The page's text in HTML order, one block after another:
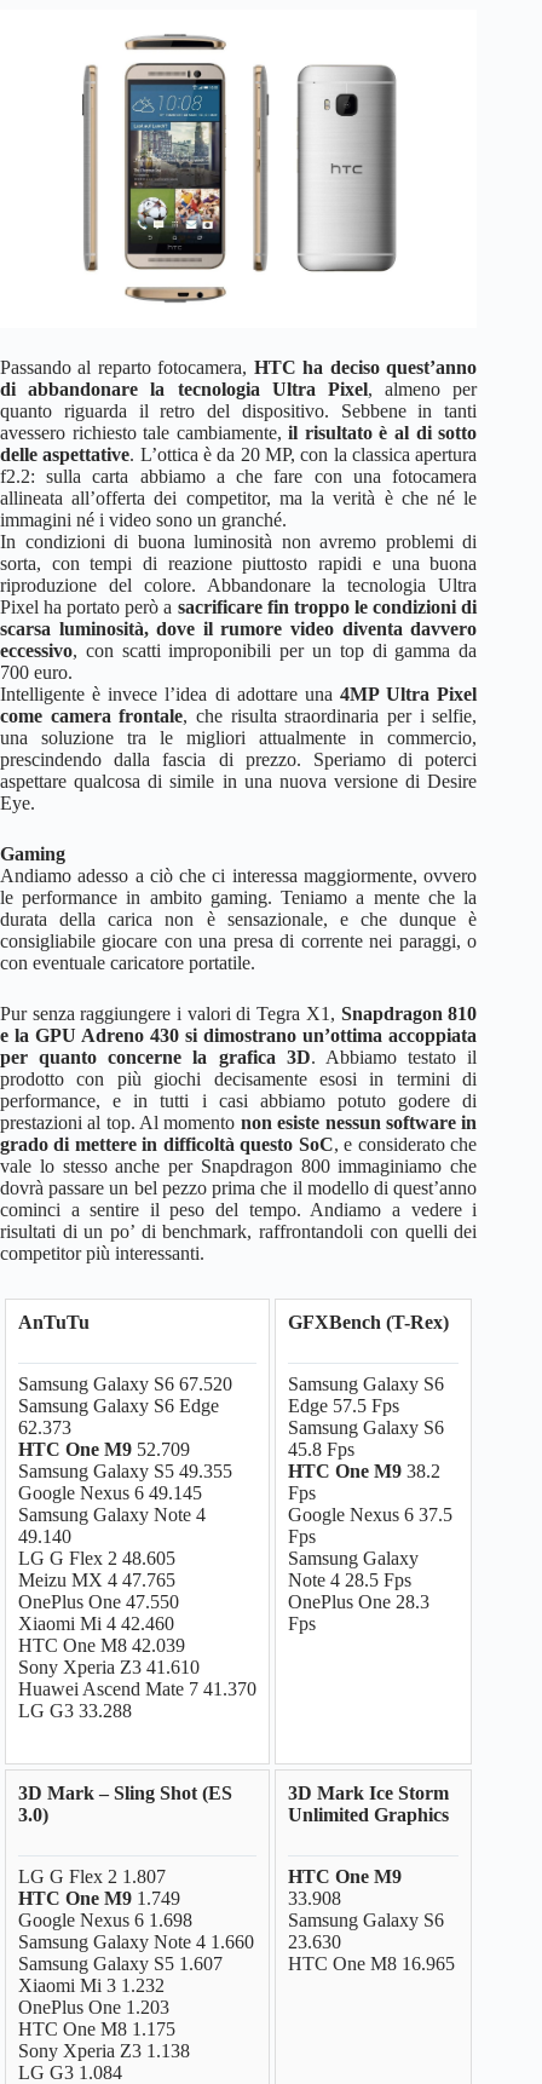
Passando al reparto fotocamera, HTC ha deciso quest’anno
di abbandonare la tecnologia Ultra Pixel, almeno per
quanto riguarda il retro del dispositivo. Sebbene in tanti
avessero richiesto tale cambiamente,il risultato è al di sotto
delle aspettative. L’ottica è da 20 MP, con la classica apertura
f2.2: sulla carta abbiamo a che fare con una fotocamera
allineata all’offerta dei competitor, ma la verità è che né le
immagini né i video sono un granché.
In condizioni di buona luminosità non avremo problemi di
sorta, con tempi di reazione piuttosto rapidi e una buona
riproduzione del colore. Abbandonare la tecnologia Ultra
Pixel ha portato però a sacrificare fin troppo le condizioni di
scarsa luminosità, dove il rumore video diventa davvero
eccessivo, con scatti improponibili per un top di gamma da
700 euro.
Intelligente è invece l’idea di adottare una 4MP Ultra Pixel
come camera frontale, che risulta straordinaria per i selfie,
una soluzione tra le migliori attualmente in commercio,
prescindendo dalla fascia di prezzo. Speriamo di poterci
aspettare qualcosa di simile in una nuova versione di Desire
Eye.
Gaming
Andiamo adesso a ciò che ci interessa maggiormente, ovvero
le performance in ambito gaming. Teniamo a mente che la
durata della carica non è sensazionale, e che dunque è
consigliabile giocare con una presa di corrente nei paraggi, o
con eventuale caricatore portatile.
Pur senza raggiungere i valori di Tegra X1, Snapdragon 810
e la GPU Adreno 430 si dimostrano un’ottima accoppiata
per quanto concerne la grafica 3D. Abbiamo testato il
prodotto con più giochi decisamente esosi in termini di
performance, e in tutti i casi abbiamo potuto godere di
prestazioni al top. Al momento non esiste nessun software in
grado di mettere in difficoltà questo SoC, e considerato che
vale lo stesso anche per Snapdragon 800 immaginiamo che
dovrà passare un bel pezzo prima che il modello di quest’anno
cominci a sentire il peso del tempo. Andiamo a vedere i
risultati di un po’ di benchmark, raffrontandoli con quelli dei
competitor più interessanti.
AnTuTu
Samsung Galaxy S6 67.520
Samsung Galaxy S6 Edge
62.373
HTC One M9 52.709
Samsung Galaxy S5 49.355
Google Nexus 6 49.145
Samsung Galaxy Note 4
49.140
LG G Flex 2 48.605
Meizu MX 4 47.765
OnePlus One 47.550
Xiaomi Mi 4 42.460
HTC One M8 42.039
Sony Xperia Z3 41.610
Huawei Ascend Mate 7 41.370
LG G3 33.288
GFXBench (T-Rex)
Samsung Galaxy S6
Edge 57.5 Fps
Samsung Galaxy S6
45.8 Fps
HTC One M9 38.2
Fps
Google Nexus 6 37.5
Fps
Samsung Galaxy
Note 4 28.5 Fps
OnePlus One 28.3
Fps
3D Mark – Sling Shot (ES
3.0)
LG G Flex 2 1.807
HTC One M9 1.749
Google Nexus 6 1.698
Samsung Galaxy Note 4 1.660
Samsung Galaxy S5 1.607
Xiaomi Mi 3 1.232
OnePlus One 1.203
HTC One M8 1.175
Sony Xperia Z3 1.138
LG G3 1.084
3D Mark Ice Storm
Unlimited Graphics
HTC One M9
33.908
Samsung Galaxy S6
23.630
HTC One M8 16.965